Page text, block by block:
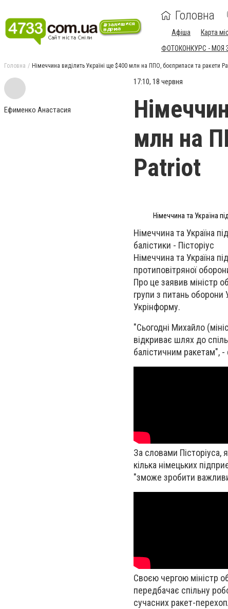
Головна
Афіша Карта
ФОТОКОНКУРС - МОЯ
Головна Німеччина виділить Україні ще $400 млн на ППО, боєприпаси та ракети
Ефименко Анастасия
17:10, 18 червня
млн на
Patriot
Німеччина та Україна
Німеччина та Україна
балістики - Пісторіус
Німеччина та Україна
протиповітряної
Про це заявив міністр
групи з питань
Укрінформу.
"Сьогодні Михайло
відкриває шлях до
балістичним ракетам", -
За словами Пісторіуса,
кілька німецьких
"зможе зробити
Своєю чергою міністр
передбачає спільну
сучасних ракет-